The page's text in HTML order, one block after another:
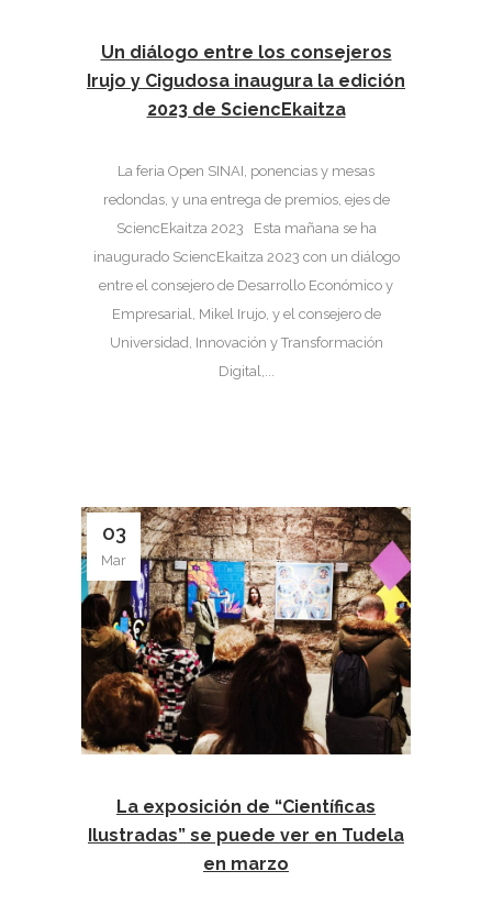
Un diálogo entre los consejeros
Irujo y Cigudosa inaugura la edición
2023 de SciencEkaitza
La feria Open SINAI, ponencias y mesas
redondas, y una entrega de premios, ejes de
SciencEkaitza 2023 Esta mañana se ha
inaugurado SciencEkaitza 2023 con un diálogo
entre el consejero de Desarrollo Económico y
Empresarial, Mikel Irujo, y el consejero de
Universidad, Innovación y Transformación
Digital,...
03
Mar
La exposición de “Científicas
Ilustradas” se puede ver en Tudela
en marzo